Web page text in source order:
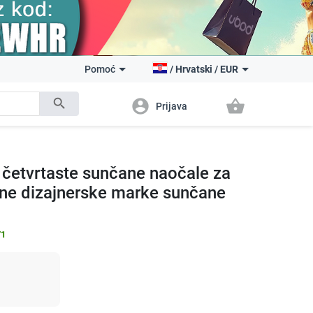
search
Pomoć / Hrvatski / EUR
account_circle Prijava shopping_basket
sunčane naočale za
dizajnerske marke sunčane